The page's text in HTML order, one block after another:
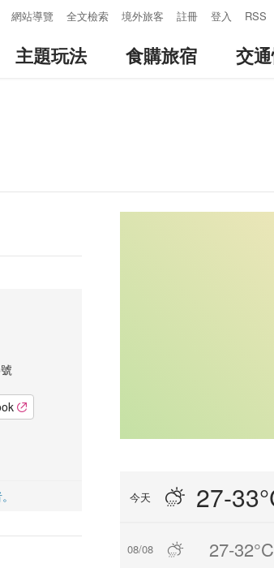
網站導覽 全文檢索 境外旅客 註冊 登入 RSS
主題玩法 食購旅宿 交
今天 27-
08/08 27-32°C